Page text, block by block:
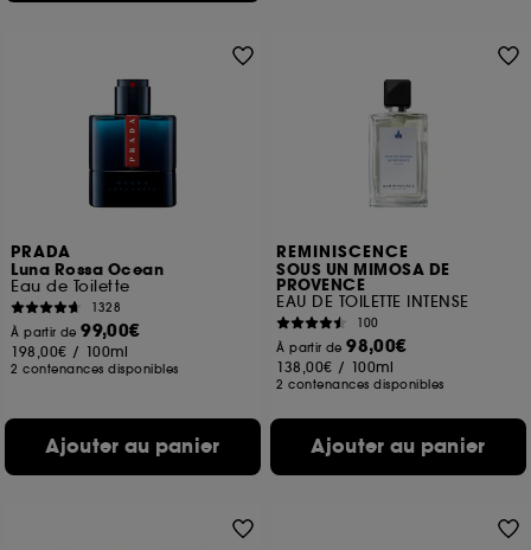
PRADA
Luna Rossa Ocean
Eau de Toilette
1328
À partir de99,00€
198,00€ / 100ml
2 contenances disponibles
Ajouter au panier
REMINISCENCE
SOUS UN MIMOSA DE
PROVENCE
EAU DE TOILETTE INTENSE
100
À partir de98,00€
138,00€ / 100ml
2 contenances disponibles
Ajouter au panier